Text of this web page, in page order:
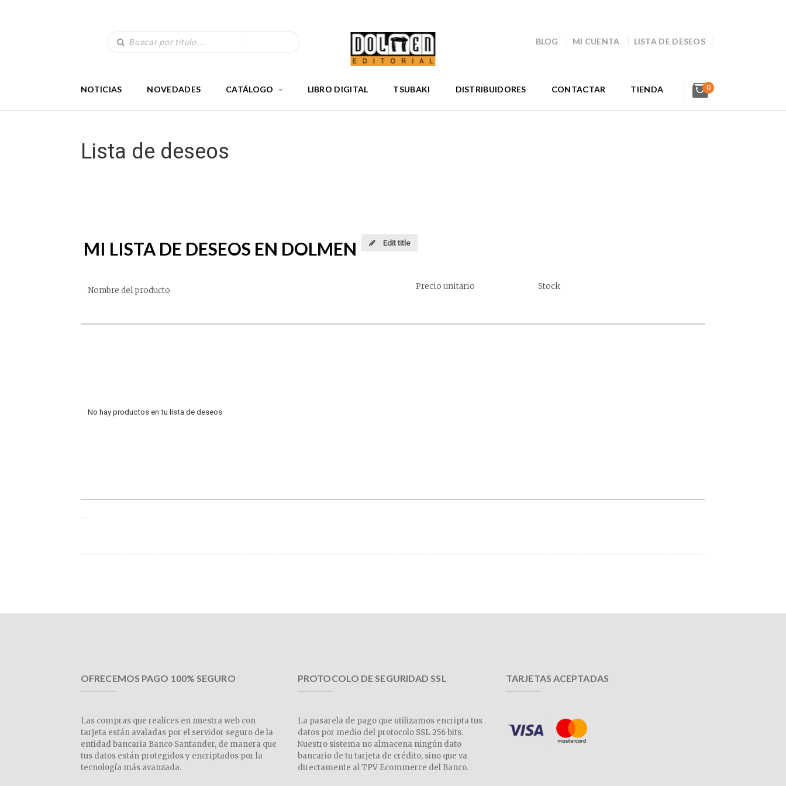
BLOG MI CUENTA LISTA DE DESEOS
NOTICIAS NOVEDADES CATÁLOGO LIBRO DIGITAL TSUBAKI DISTRIBUIDORES CONTACTAR TIENDA 0
Lista de deseos
MI LISTA DE DESEOS EN DOLMEN Edit title
Nombre del producto Precio unitario Stock
No hay productos en tu lista de deseos
OFRECEMOS PAGO 100% SEGURO
Las compras que realices en nuestra web con
tarjeta están avaladas por el servidor seguro de la
entidad bancaria Banco Santander, de manera que
tus datos están protegidos y encriptados por la
tecnología más avanzada.
PROTOCOLO DE SEGURIDAD SSL
La pasarela de pago que utilizamos encripta tus
datos por medio del protocolo SSL 256 bits.
Nuestro sistema no almacena ningún dato
bancario de tu tarjeta de crédito, sino que va
directamente al TPV Ecommerce del Banco.
TARJETAS ACEPTADAS